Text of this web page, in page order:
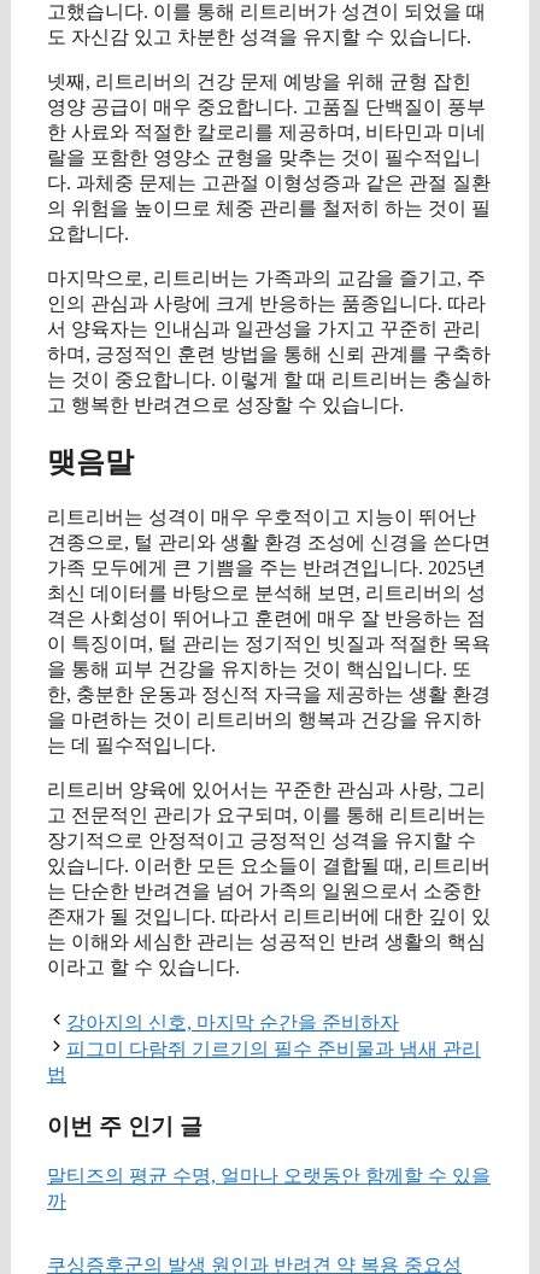
고했습니다. 이를 통해 리트리버가 성견이 되었을 때
도 자신감 있고 차분한 성격을 유지할 수 있습니다.
넷째, 리트리버의 건강 문제 예방을 위해 균형 잡힌
영양 공급이 매우 중요합니다. 고품질 단백질이 풍부
한 사료와 적절한 칼로리를 제공하며, 비타민과 미네
랄을 포함한 영양소 균형을 맞추는 것이 필수적입니
다. 과체중 문제는 고관절 이형성증과 같은 관절 질환
의 위험을 높이므로 체중 관리를 철저히 하는 것이 필
요합니다.
마지막으로, 리트리버는 가족과의 교감을 즐기고, 주
인의 관심과 사랑에 크게 반응하는 품종입니다. 따라
서 양육자는 인내심과 일관성을 가지고 꾸준히 관리
하며, 긍정적인 훈련 방법을 통해 신뢰 관계를 구축하
는 것이 중요합니다. 이렇게 할 때 리트리버는 충실하
고 행복한 반려견으로 성장할 수 있습니다.
맺음말
리트리버는 성격이 매우 우호적이고 지능이 뛰어난
견종으로, 털 관리와 생활 환경 조성에 신경을 쓴다면
가족 모두에게 큰 기쁨을 주는 반려견입니다. 2025년
최신 데이터를 바탕으로 분석해 보면, 리트리버의 성
격은 사회성이 뛰어나고 훈련에 매우 잘 반응하는 점
이 특징이며, 털 관리는 정기적인 빗질과 적절한 목욕
을 통해 피부 건강을 유지하는 것이 핵심입니다. 또
한, 충분한 운동과 정신적 자극을 제공하는 생활 환경
을 마련하는 것이 리트리버의 행복과 건강을 유지하
는 데 필수적입니다.
리트리버 양육에 있어서는 꾸준한 관심과 사랑, 그리
고 전문적인 관리가 요구되며, 이를 통해 리트리버는
장기적으로 안정적이고 긍정적인 성격을 유지할 수
있습니다. 이러한 모든 요소들이 결합될 때, 리트리버
는 단순한 반려견을 넘어 가족의 일원으로서 소중한
존재가 될 것입니다. 따라서 리트리버에 대한 깊이 있
는 이해와 세심한 관리는 성공적인 반려 생활의 핵심
이라고 할 수 있습니다.
강아지의 신호, 마지막 순간을 준비하자
피그미 다람쥐 기르기의 필수 준비물과 냄새 관리
법
이번 주 인기 글
말티즈의 평균 수명, 얼마나 오랫동안 함께할 수 있을
까
쿠싱증후군의 발생 원인과 반려견 약 복용 중요성